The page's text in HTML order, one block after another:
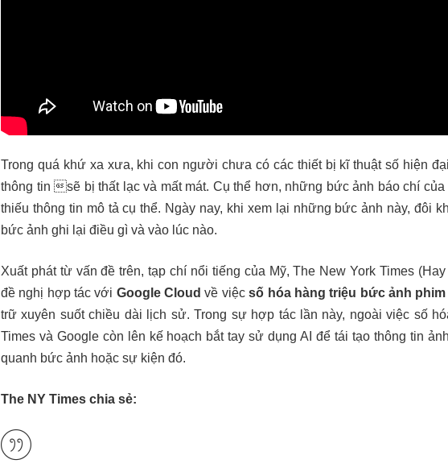
Trong quá khứ xa xưa, khi con người chưa có các thiết bị kĩ thuật số hiện
thông tin sẽ bị thất lạc và mất mát. Cụ thể hơn, những bức ảnh báo chí
thiếu thông tin mô tả cụ thể. Ngày nay, khi xem lại những bức ảnh này, đôi
bức ảnh ghi lại điều gì và vào lúc nào.
Xuất phát từ vấn đề trên, tạp chí nổi tiếng của Mỹ, The New York Times (Hay
đề nghị hợp tác với Google Cloud về việcsố hóa hàng triệu bức ảnh phim
trữ xuyên suốt chiều dài lịch sử. Trong sự hợp tác lần này, ngoài việc số
Times và Google còn lên kế hoạch bắt tay sử dụng AI để tái tạo thông tin
quanh bức ảnh hoặc sự kiện đó.
The NY Times chia sẻ: